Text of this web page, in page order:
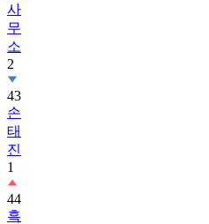
사
무
소
2
43
손
태
진
1
44
흑